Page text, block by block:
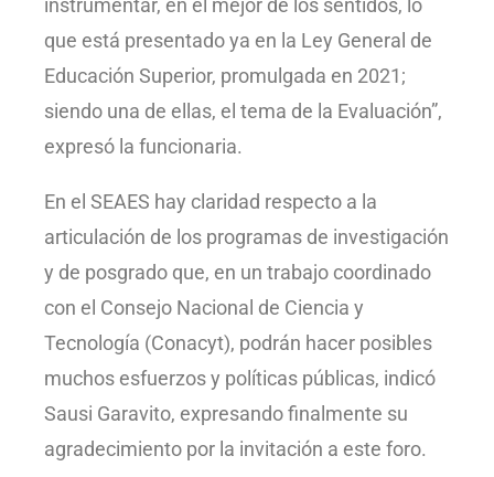
instrumentar, en el mejor de los sentidos, lo
que está presentado ya en la Ley General de
Educación Superior, promulgada en 2021;
siendo una de ellas, el tema de la Evaluación”,
expresó la funcionaria.
En el SEAES hay claridad respecto a la
articulación de los programas de investigación
y de posgrado que, en un trabajo coordinado
con el Consejo Nacional de Ciencia y
Tecnología (Conacyt), podrán hacer posibles
muchos esfuerzos y políticas públicas, indicó
Sausi Garavito, expresando finalmente su
agradecimiento por la invitación a este foro.